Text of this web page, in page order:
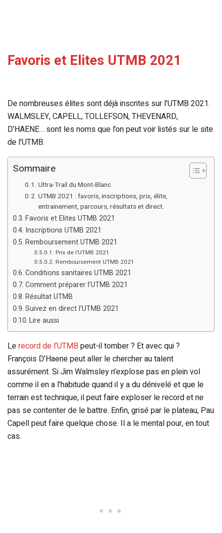
Favoris et Elites UTMB 2021
De nombreuses élites sont déjà inscrites sur l’UTMB 2021.
WALMSLEY, CAPELL, TOLLEFSON, THEVENARD,
D’HAENE… sont les noms que l’on peut voir listés sur le site
de l’UTMB.
Sommaire
Ultra-Trail du Mont-Blanc
UTMB 2021 : favoris, inscriptions, prix, élite,
entrainement, parcours, résultats et direct.
Favoris et Elites UTMB 2021
Inscriptions UTMB 2021
Remboursement UTMB 2021
Prix de l’UTMB 2021
Remboursement UTMB 2021
Conditions sanitaires UTMB 2021
Comment préparer l’UTMB 2021
Résultat UTMB
Suivez en direct l’UTMB 2021
Lire aussi
Lerecord de l’UTMB peut-il tomber ? Et avec qui ?
François D’Haene peut aller le chercher au talent
assurément. Si Jim Walmsley n’explose pas en plein vol
comme il en a l’habitude quand il y a du dénivelé et que le
terrain est technique, il peut faire exploser le record et ne
pas se contenter de le battre. Enfin, grisé par le plateau, Pau
Capell peut faire quelque chose. Il a le mental pour, en tout
cas.